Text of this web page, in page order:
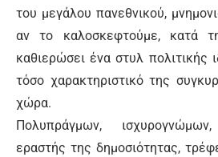
του μεγάλου πανεθνικού,
αν το καλοσκεφτούμε, κατά
καθιερώσει ένα στυλ πολιτικής
τόσο χαρακτηριστικό της
χώρα.
Πολυπράγμων, ισχυρογνώμων,
εραστής της δημοσιότητας,